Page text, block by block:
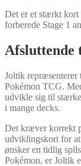
Det er et stærkt kort
forberede Stage 1
Afsluttende
Joltik repræsenterer
Pokémon TCG.
udvikle sig til
i mange decks.
Det kræver korrekt
udviklingskort for
ønsker en tidlig
Pokémon, er Joltik